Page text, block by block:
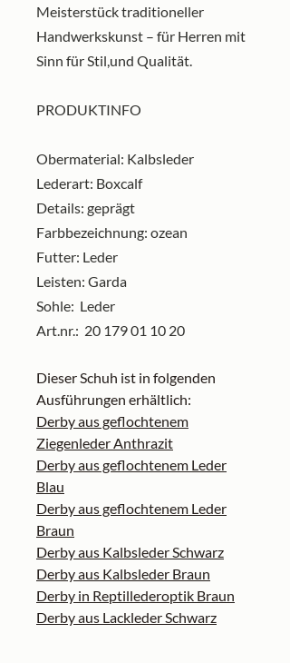
Meisterstück traditioneller
Handwerkskunst – für Herren mit
Sinn für Stil,und Qualität.
PRODUKTINFO
Obermaterial: Kalbsleder
Lederart: Boxcalf
Details: geprägt
Farbbezeichnung: ozean
Futter: Leder
Leisten: Garda
Sohle: Leder
Art.nr.: 20 179 01 10 20
Dieser Schuh ist in folgenden
Ausführungen erhältlich:
Derby aus geflochtenem
Ziegenleder Anthrazit
Derby aus geflochtenem Leder
Blau
Derby aus geflochtenem Leder
Braun
Derby aus Kalbsleder Schwarz
Derby aus Kalbsleder Braun
Derby in Reptillederoptik Braun
Derby aus Lackleder Schwarz